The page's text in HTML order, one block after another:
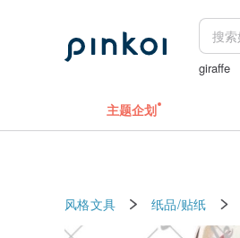
giraffe
主题企划
风格文具 纸品/贴纸